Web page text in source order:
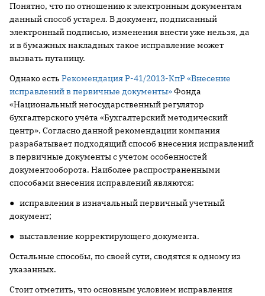
Понятно, что по отношению к электронным документам
данный способ устарел. В документ, подписанный
электронный подписью, изменения внести уже нельзя, да
и в бумажных накладных такое исправление может
вызвать путаницу.
Однако есть Рекомендация Р-41/2013-КпР «Внесение
исправлений в первичные документы»Фонда
«Национальный негосударственный регулятор
бухгалтерского учёта «Бухгалтерский методический
центр». Согласно данной рекомендации компания
разрабатывает подходящий способ внесения исправлений
в первичные документы с учетом особенностей
документооборота. Наиболее распространенными
способами внесения исправлений являются:
● исправления в изначальный первичный учетный
документ;
● выставление корректирующего документа.
Остальные способы, по своей сути, сводятся к одному из
указанных.
Стоит отметить, что основным условием исправления